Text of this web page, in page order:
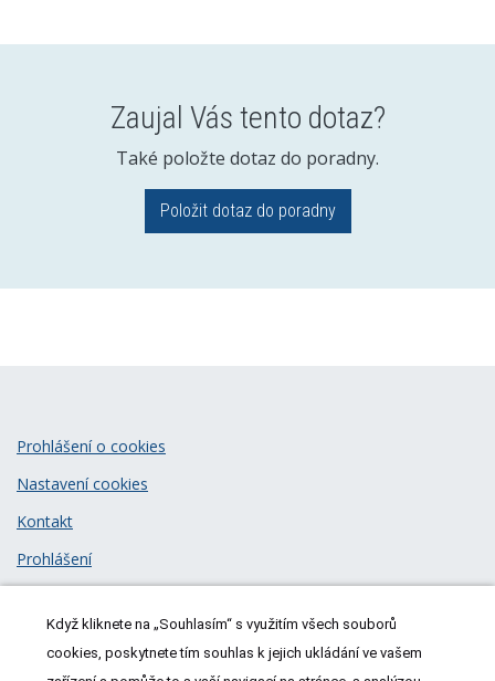
Zaujal Vás tento dotaz?
Také položte dotaz do poradny.
Položit dotaz do poradny
© 2026MeDitorial| ISSN 1805-3408
Prohlášení o cookies
Nastavení cookies
Kontakt
Prohlášení
Když kliknete na „Souhlasím“ s využitím všech souborů
cookies, poskytnete tím souhlas k jejich ukládání ve vašem